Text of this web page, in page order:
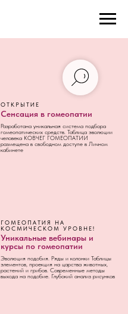
ОТКРЫТИЕ
Сенсация в гомеопатии
Разработана уникальная система подбора
гомеопатических средств. Таблица эволюции
человека КОВЧЕГ ГОМЕОПАТИИ
размещена в свободном доступе в Личном
кабинете
ГОМЕОПАТИЯ НА
КОСМИЧЕСКОМ УРОВНЕ!
Уникальные вебинары и
курсы по гомеопатии
Эволюция подобия. Ряды и колонки Таблицы
элементов, проекция на царства животных,
растений и грибов. Современные методы
выхода на подобие. Глубокий анализ рисунков